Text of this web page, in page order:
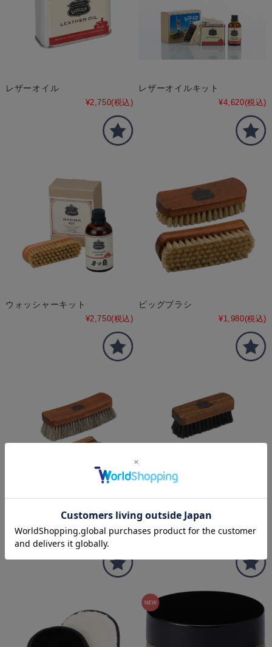
レザーオイル
¥2,750(税込)
レザーオイルキット
¥4,620(税込)
ウォッシャーキット
¥2,750(税込)
ピッグブラシ
¥1,980(税込)
ホースブラシ M/L
¥2,200(税込) ～
スエードブラシ
¥1,980(税込)